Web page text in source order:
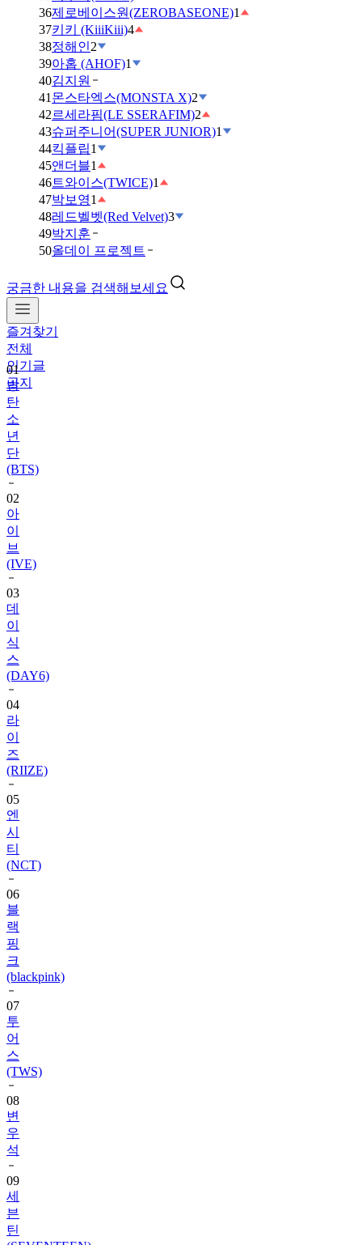
36제로베이스원(ZEROBASEONE)1
37키키 (KiiiKiii)4
38정해인2
39아홉 (AHOF)1
40김지원
41 몬스타엑스(MONSTA X)2
42르세라핌(LE SSERAFIM)2
43슈퍼주니어(SUPER JUNIOR)1
44킥플립1
45앤더블1
46트와이스(TWICE)1
47박보영1
48레드벨벳(Red Velvet)3
49박지훈
50올데이 프로젝트
궁금한 내용을 검색해보세요
즐겨찾기
전체
인기글
공지
01
방
탄
소
년
단
(BTS)
02
아
이
브
(IVE)
03
데
이
식
스
(DAY6)
04
라
이
즈
(RIIZE)
05
엔
시
티
(NCT)
06
블
랙
핑
크
(blackpink)
07
투
어
스
(TWS)
08
변
우
석
09
세
븐
틴
(SEVENTEEN)